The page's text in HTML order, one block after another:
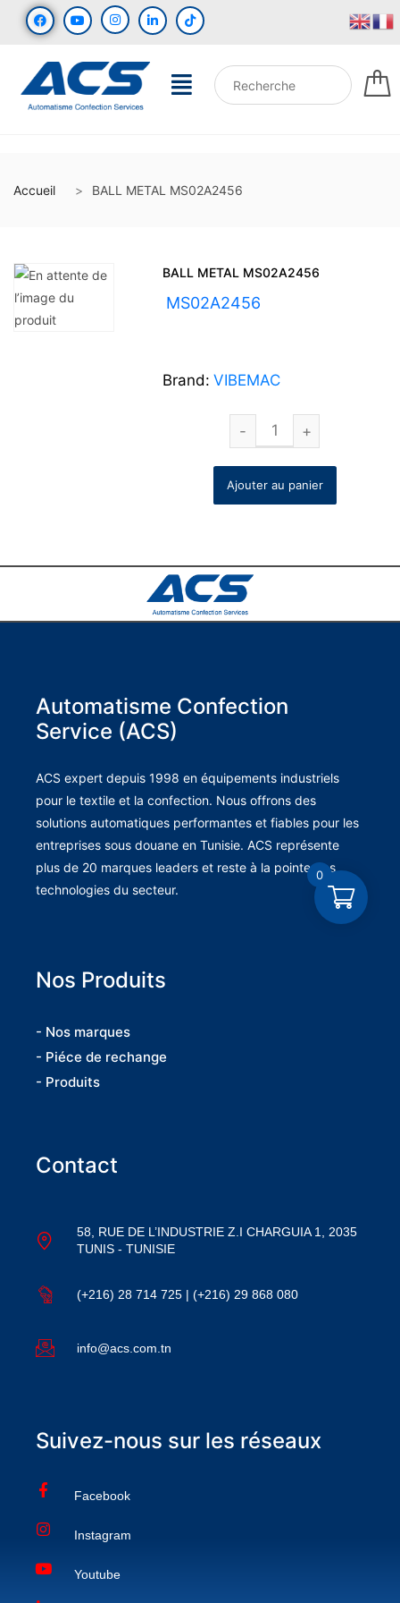
Accueil BALL METAL MS02A2456
BALL METAL MS02A2456
MS02A2456
Brand: VIBEMAC
Ajouter au panier
Automatisme Confection
Service (ACS)
ACS expert depuis 1998 en équipements industriels
pour le textile et la confection. Nous offrons des
solutions automatiques performantes et fiables pour les
entreprises sous douane en Tunisie. ACS représente
plus de 20 marques leaders et reste à la pointe des
technologies du secteur.
Nos Produits
- Nos marques
- Piéce de rechange
- Produits
Contact
58, RUE DE L’INDUSTRIE Z.I CHARGUIA 1, 2035
TUNIS - TUNISIE
(+216) 28 714 725 | (+216) 29 868 080
info@acs.com.tn
Suivez-nous sur les réseaux
Facebook
Instagram
Youtube
0